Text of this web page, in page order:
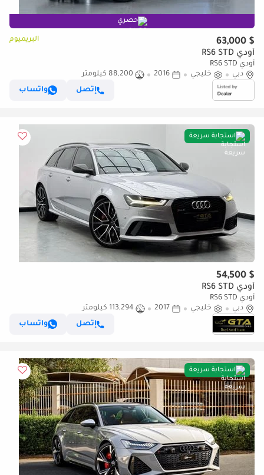
حصري
$ 63,000 البريميوم
أودي RS6 STD
أودي RS6 STD
دبي
خليجي 2016
88,200 كيلومتر
إتصل
واتساب
استجابة سريعة
$ 54,500
أودي RS6 STD
أودي RS6 STD
دبي
خليجي 2017
113,294 كيلومتر
إتصل
واتساب
استجابة سريعة